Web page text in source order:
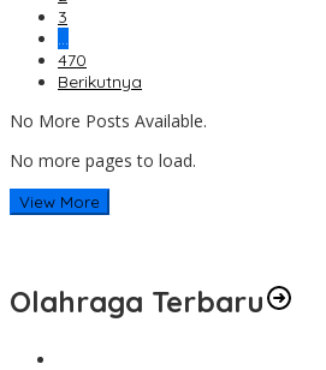
3
…
470
Berikutnya
No More Posts Available.
No more pages to load.
View More
Olahraga Terbaru